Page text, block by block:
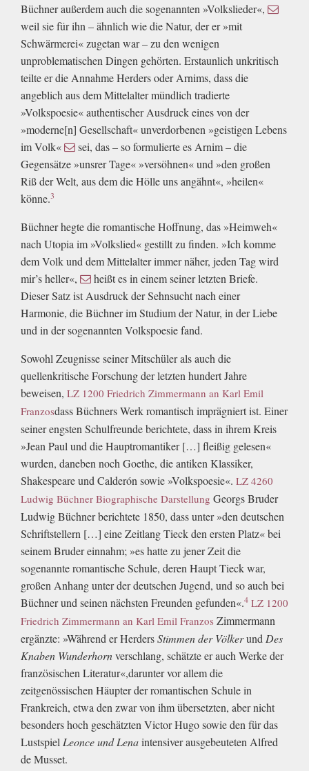
Büchner außerdem auch die sogenannten »Volkslieder«,
weil sie für ihn – ähnlich wie die Natur, der er »mit
Schwärmerei« zugetan war – zu den wenigen
unproblematischen Dingen gehörten. Erstaunlich unkritisch
teilte er die Annahme Herders oder Arnims, dass die
angeblich aus dem Mittelalter mündlich tradierte
»Volkspoesie« authentischer Ausdruck eines von der
»moderne[n] Gesellschaft« unverdorbenen »geistigen Lebens
im Volk«
sei, das – so formulierte es Arnim – die
Gegensätze »unsrer Tage« »versöhnen« und »den großen
Riß der Welt, aus dem die Hölle uns angähnt«, »heilen«
könne.3
Büchner hegte die romantische Hoffnung, das »Heimweh«
nach Utopia im »Volkslied« gestillt zu finden. »Ich komme
dem Volk und dem Mittelalter immer näher, jeden Tag wird
mir’s heller«,
heißt es in einem seiner letzten Briefe.
Dieser Satz ist Ausdruck der Sehnsucht nach einer
Harmonie, die Büchner im Studium der Natur, in der Liebe
und in der sogenannten Volkspoesie fand.
Sowohl Zeugnisse seiner Mitschüler als auch die
quellenkritische Forschung der letzten hundert Jahre
beweisen, LZ 1200 Friedrich Zimmermann an Karl Emil
Franzosdass Büchners Werk romantisch imprägniert ist. Einer
seiner engsten Schulfreunde berichtete, dass in ihrem Kreis
»Jean Paul und die Hauptromantiker […] fleißig gelesen«
wurden, daneben noch Goethe, die antiken Klassiker,
Shakespeare und Calderón sowie »Volkspoesie«. LZ 4260
Ludwig Büchner Biographische Darstellung Georgs Bruder
Ludwig Büchner berichtete 1850, dass unter »den deutschen
Schriftstellern […] eine Zeitlang Tieck den ersten Platz« bei
seinem Bruder einnahm; »es hatte zu jener Zeit die
sogenannte romantische Schule, deren Haupt Tieck war,
großen Anhang unter der deutschen Jugend, und so auch bei
Büchner und seinen nächsten Freunden gefunden«.4 LZ 1200
Friedrich Zimmermann an Karl Emil Franzos Zimmermann
ergänzte: »Während er HerdersStimmen der Völkerund Des
Knaben Wunderhornverschlang, schätzte er auch Werke der
französischen Literatur«,darunter vor allem die
zeitgenössischen Häupter der romantischen Schule in
Frankreich, etwa den zwar von ihm übersetzten, aber nicht
besonders hoch geschätzten Victor Hugo sowie den für das
Lustspiel Leonce und Lenaintensiver ausgebeuteten Alfred
de Musset.